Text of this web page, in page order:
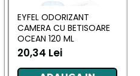
EYFEL ODORIZANT
CAMERA CU BETISOARE
OCEAN 120 ML
20,34 Lei